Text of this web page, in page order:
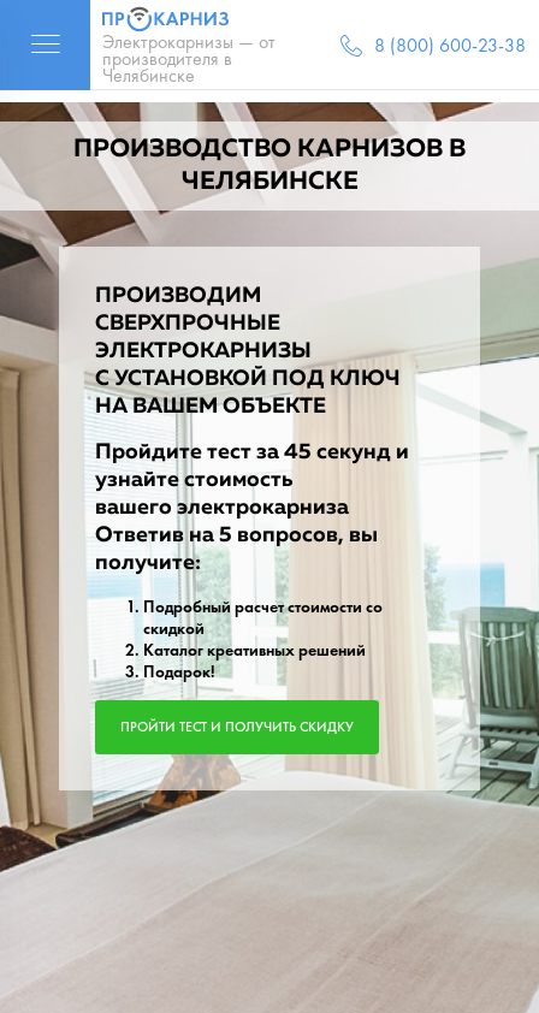
Электрокарнизы — от
производителя в
Челябинске
8 (800) 600-23-38
ПРОИЗВОДСТВО КАРНИЗОВ В
ЧЕЛЯБИНСКЕ
ПРОИЗВОДИМ
СВЕРХПРОЧНЫЕ
ЭЛЕКТРОКАРНИЗЫ
С УСТАНОВКОЙ ПОД КЛЮЧ
НА ВАШЕМ ОБЪЕКТЕ
Пройдите тест за 45 секунд и
узнайте стоимость
вашего электрокарниза
Ответив на 5 вопросов, вы
получите:
Подробный расчет стоимости со
скидкой
Каталог креативных решений
Подарок!
ПРОЙТИ ТЕСТ И ПОЛУЧИТЬ СКИДКУ